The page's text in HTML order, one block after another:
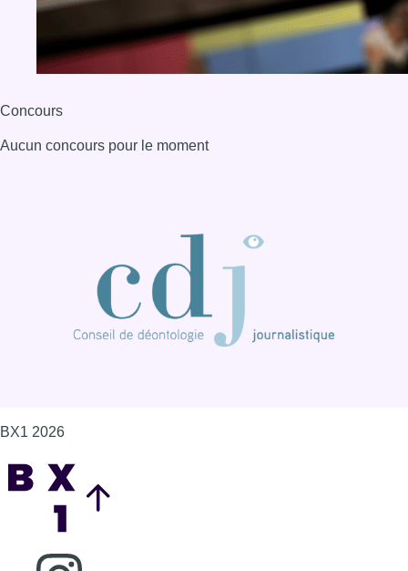
Concours
Aucun concours pour le moment
BX1 2026
Consulter page Instagram